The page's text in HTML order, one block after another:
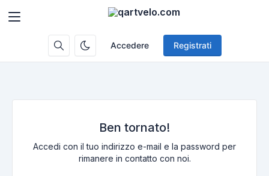
Accedere Registrati
Ben tornato!
Accedi con il tuo indirizzo e-mail e la password per
rimanere in contatto con noi.